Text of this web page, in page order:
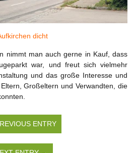
dicht
nimmt man auch gerne in Kauf, dass
war, und freut sich vielmehr
und das große Interesse und
Großeltern und Verwandten, die
ENTRY